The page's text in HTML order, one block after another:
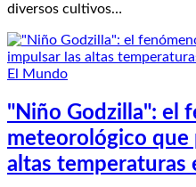
diversos cultivos…
El Mundo
"Niño Godzilla": el
meteorológico que
altas temperaturas